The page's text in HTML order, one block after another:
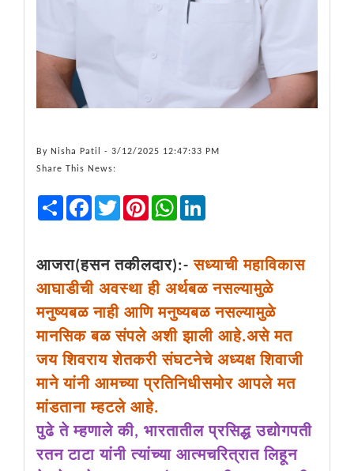
By Nisha Patil
- 3/12/2025 12:47:33 PM
Share This News:
Share FacebookTwitter PinterestWhatsApp
आजरा(हसन तकीलदार):-सध्याची महाविकास
आघाडीची अवस्था ही अर्थबळ नसल्यामुळे
मनुष्यबळ नाही आणि मनुष्यबळ नसल्यामुळे
मानसिक बळ संपले अशी झाली आहे.असे मत
जय शिवराय शेतकरी संघटनेचे अध्यक्ष शिवाजी
माने यांनी आमच्या प्रतिनिधीसमोर आपले मत
मांडताना म्हटले आहे.
पुढे ते म्हणाले की, भारतातील प्रसिद्ध उद्योगपती
रतन टाटा यांनी त्यांच्या आत्मचरित्रात लिहून